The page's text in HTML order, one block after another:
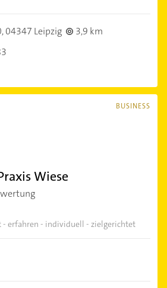
04347 Leipzig
3,9 km
BUSINESS
Wiese
erfahren - individuell - zielgerichtet